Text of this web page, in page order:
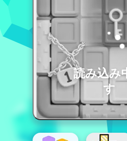
読み込み
す